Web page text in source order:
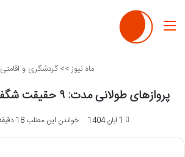
منو
ماه نیوز>>گردشگری و اقامتی
پروازهای طولانی مدت: ۹ حقیقت شگفت انگیز و ناگفته
1 آبان 1404 خواندن این مطلب 18 دقیقه زمان میبرد